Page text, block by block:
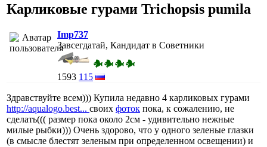
Карликовые гурами Trichopsis pumila
Imp737
Завсегдатай, Кандидат в Советники
1593 115
Здравствуйте всем))) Купила недавно 4 карликовых гурами
http://aqualogo.best... своих фоток пока, к сожалению, не
сделать((( размер пока около 2см - удивительно нежные
милые рыбки))) Очень здорово, что у одного зеленые глазки
(в смысле блестят зеленым при определенном освещении) и